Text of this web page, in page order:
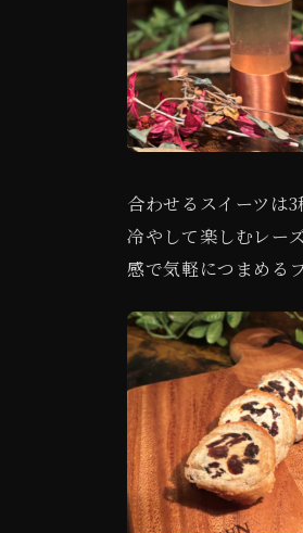
合わせるスイーツは3
冷やして楽しむレー
感で気軽につまめる